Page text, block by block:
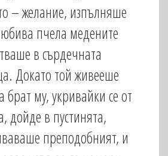
– желание, изпълняше
пчела медените
в сърдечната
Докато той живееше
брат му, укривайки се от
дойде в пустинята,
преподобният, и